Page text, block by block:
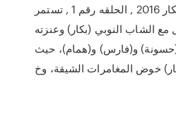
الانيميشن المصري بكار 2016 , الحلقه رقم 1 , تستمر
الشاب النوبي (بكار) وعنزته
و(فارس) و(همام)، حيث
خوض المغامرات الشيقة، وخ